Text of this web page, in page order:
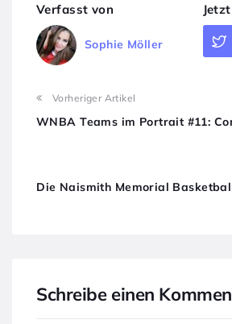
Verfasst von
Sophie Möller
Vorheriger Artikel
WNBA Teams im Portrait #11:
Die Naismith Memorial
Schreibe einen